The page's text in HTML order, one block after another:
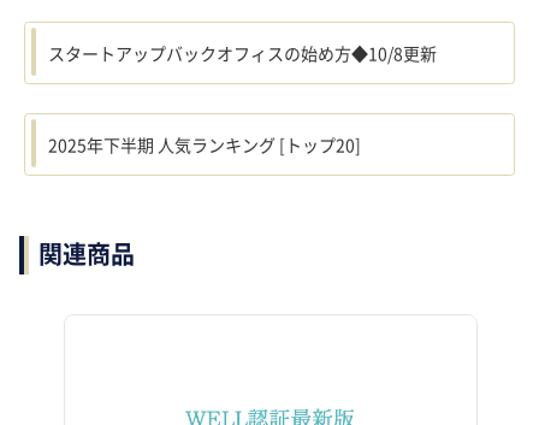
スタートアップバックオフィスの始め方◆10/8更新
2025年下半期 人気ランキング [トップ20]
関連商品